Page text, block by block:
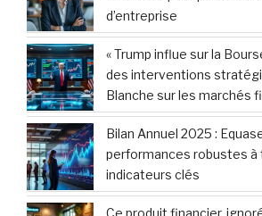
d’entreprise
« Trump influe sur la
des interventions
Blanche sur les marchés
Bilan Annuel 2025 :
performances robustes
indicateurs clés
Ce produit financier,